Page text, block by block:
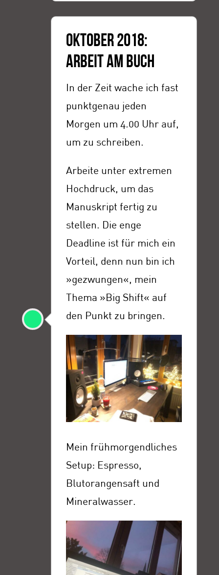
OKTOBER 2018:
ARBEIT AM BUCH
In der Zeit wache ich fast
punktgenau jeden
Morgen um 4.00 Uhr auf,
um zu schreiben.
Arbeite unter extremen
Hochdruck, um das
Manuskript fertig zu
stellen. Die enge
Deadline ist für mich ein
Vorteil, denn nun bin ich
»gezwungen«, mein
Thema »Big Shift« auf
den Punkt zu bringen.
Mein frühmorgendliches
Setup: Espresso,
Blutorangensaft und
Mineralwasser.